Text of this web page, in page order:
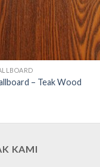
– Teak Wood
KAMI